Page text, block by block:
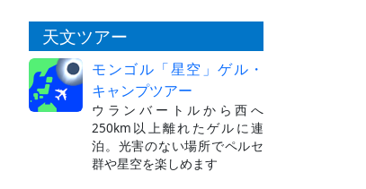
天文ツアー
モンゴル「星空」ゲル・
キャンプツアー
ウランバートルから西へ
250km以上離れたゲルに連
泊。光害のない場所でペルセ
群や星空を楽しめます